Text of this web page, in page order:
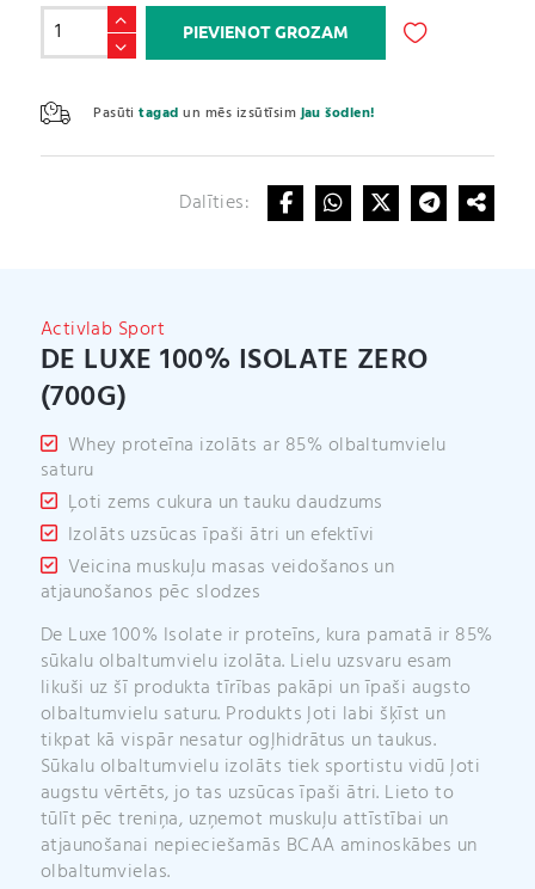
De
Luxe
Isolate
Zero
(700g)
PIEVIENOT GROZAM
Pasūtitagad un mēs izsūtīsimjau šodien!
e
r
n
e
:
Dalīties:
Activlab Sport
DE LUXE 100% ISOLATE ZERO
(700G)
Whey proteīna izolāts ar 85% olbaltumvielu
saturu
Ļoti zems cukura un tauku daudzums
Izolāts uzsūcas īpaši ātri un efektīvi
Veicina muskuļu masas veidošanos un
atjaunošanos pēc slodzes
De Luxe 100% Isolate ir proteīns, kura pamatā ir 85%
sūkalu olbaltumvielu izolāta. Lielu uzsvaru esam
likuši uz šī produkta tīrības pakāpi un īpaši augsto
olbaltumvielu saturu. Produkts ļoti labi šķīst un
tikpat kā vispār nesatur ogļhidrātus un taukus.
Sūkalu olbaltumvielu izolāts tiek sportistu vidū ļoti
augstu vērtēts, jo tas uzsūcas īpaši ātri. Lieto to
tūlīt pēc treniņa, uzņemot muskuļu attīstībai un
atjaunošanai nepieciešamās BCAA aminoskābes un
olbaltumvielas.